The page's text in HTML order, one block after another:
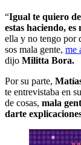
“Igual te quiero
estas haciendo,
ella y no tengo por
sos mala gente, me
dijo Militta Bora.
Por su parte,
te entrevistaba en
de cosas, mala
darte